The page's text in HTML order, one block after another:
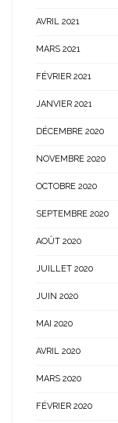
AVRIL 2021
MARS 2021
FÉVRIER 2021
JANVIER 2021
DÉCEMBRE 2020
NOVEMBRE 2020
OCTOBRE 2020
SEPTEMBRE 2020
AOÛT 2020
JUILLET 2020
JUIN 2020
MAI 2020
AVRIL 2020
MARS 2020
FÉVRIER 2020